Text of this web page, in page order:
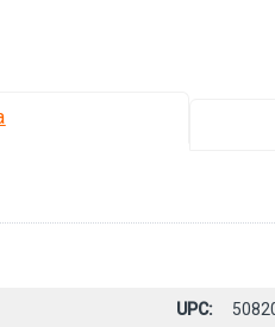
UPC: